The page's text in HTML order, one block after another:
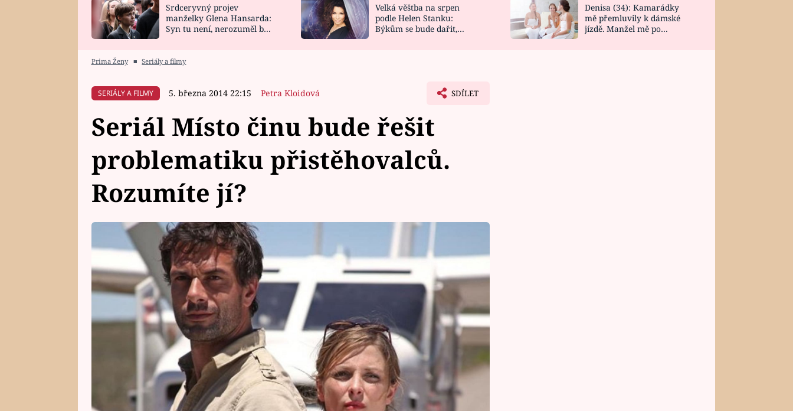
HOROSKOP NA
CELEBRITY
VAŘENÍ
NOVINKY
VIDEORECEPTY
DESIGN
Srdceryvný projev
manželky Glena Hansarda:
Syn tu není, nerozuměl by
Velká věštba na srpen
podle Helen Stanku:
Býkům se bude dařit,
Denisa (34): Kamarádky
mě přemluvily k dámské
jízdě. Manžel mě po
Prima Ženy ■ Seriály a filmy
SERIÁLY A FILMY 5. března 2014 22:15 Petra Kloidová SDÍLET
Seriál Místo činu bude řešit
problematiku přistěhovalců.
Rozumíte jí?